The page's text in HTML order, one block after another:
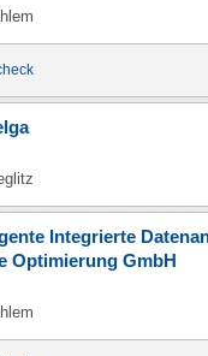
Integrierte
Optimierung GmbH